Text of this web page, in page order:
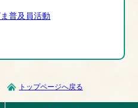
普及員活動
トップページへ戻る